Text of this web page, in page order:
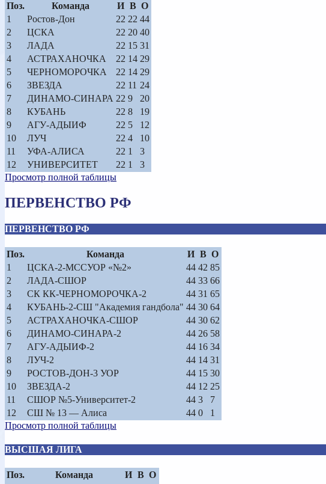
Поз. Команда И В О
1
Ростов-Дон 22 22 44
2
ЦСКА 22 20 40
3
ЛАДА 22 15 31
4
АСТРАХАНОЧКА 22 14 29
5
ЧЕРНОМОРОЧКА 22 14 29
6
ЗВЕЗДА 22 11 24
7
ДИНАМО-СИНАРА 22 9
20
8
КУБАНЬ 22 8
19
9
АГУ-АДЫИФ 22 5
12
10
ЛУЧ 22 4
10
11
УФА-АЛИСА 22 1
3
12
УНИВЕРСИТЕТ 22 1
3
Просмотр полной таблицы
ПЕРВЕНСТВО РФ
ПЕРВЕНСТВО РФ
Поз. Команда И В О
1
ЦСКА-2-МССУОР «№2» 44 42 85
2
ЛАДА-СШОР 44 33 66
3
СК КК-ЧЕРНОМОРОЧКА-2 44 31 65
4
КУБАНЬ-2-СШ "Академия гандбола" 44 30 64
5
АСТРАХАНОЧКА-СШОР 44 30 62
6
ДИНАМО-СИНАРА-2 44 26 58
7
АГУ-АДЫИФ-2 44 16 34
8
ЛУЧ-2 44 14 31
9
РОСТОВ-ДОН-3 УОР 44 15 30
10
ЗВЕЗДА-2 44 12 25
11
СШОР №5-Университет-2 44 3
7
12
СШ № 13 — Алиса 44 0
1
Просмотр полной таблицы
ВЫСШАЯ ЛИГА
Поз. Команда И В О